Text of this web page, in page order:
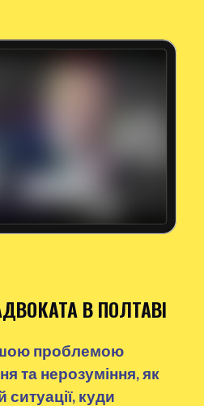
В ПОЛТАВІ
проблемою
та нерозуміння, як
ситуації, куди